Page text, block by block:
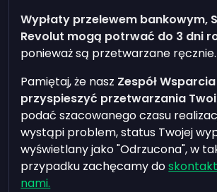
Wypłaty przelewem bankowym,
Revolut mogą potrwać do 3 dni
ponieważ są przetwarzane ręcznie.
Pamiętaj, że nasz Zespół
przyspieszyć przetwarzania
podać szacowanego czasu
wystąpi problem, status Twojej
wyświetlany jako "Odrzucona", w
przypadku zachęcamy do
nami.